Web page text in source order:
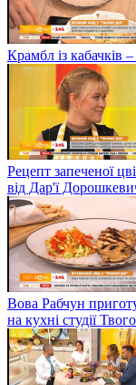
Крамбл із кабачків –
Рецепт запеченої
від Дар'ї
Вова Рабчун
на кухні студії